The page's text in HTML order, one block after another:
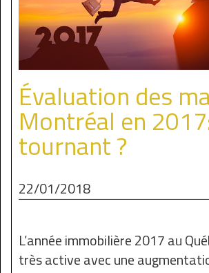
Évaluation des
Montréal en
tournant ?
22/01/2018
L’année immobilière 2017 au
très active avec une